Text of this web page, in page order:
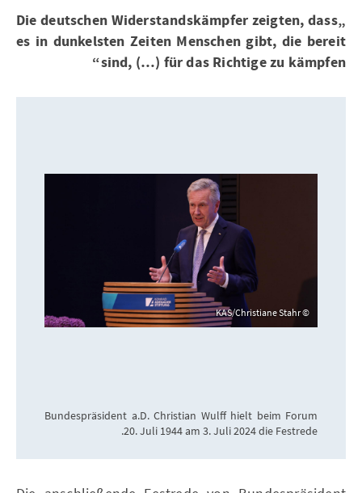
„Die deutschen Widerstandskämpfer zeigten, dass
es in dunkelsten Zeiten Menschen gibt, die bereit
sind, (…) für das Richtige zu kämpfen“
KAS/Christiane Stahr
Bundespräsident a.D. Christian Wulff hielt beim Forum
20. Juli 1944 am 3. Juli 2024 die Festrede.